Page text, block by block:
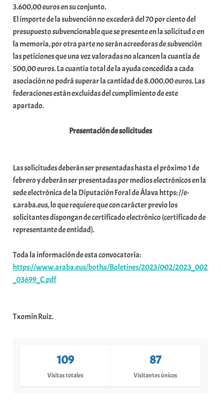
3.600,00 euros en su conjunto.
El importe de la subvención no excederá del 70 por ciento del
presupuesto subvencionable que se presente en la solicitud o en
la memoria, por otra parte no serán acreedoras de subvención
las peticiones que una vez valoradas no alcancen la cuantía de
500,00 euros. La cuantía total de la ayuda concedida a cada
asociación no podrá superar la cantidad de 8.000,00 euros. Las
federaciones están excluidas del cumplimiento de este
apartado.
Presentación de solicitudes
Las solicitudes deberán ser presentadas hasta el próximo 1 de
febrero y deberán ser presentadas por medios electrónicos en la
sede electrónica de la Diputación Foral de Álava https: //e-
s.araba.eus, lo que requiere que con carácter previo los
solicitantes dispongan de certificado electrónico (certificado de
representante de entidad).
Toda la información de esta convocatoria:
https://www.araba.eus/botha/Boletines/2023/002/2023_002
_03699_C.pdf
Txomin Ruiz.
109
Visitas totales
87
Visitantes únicos